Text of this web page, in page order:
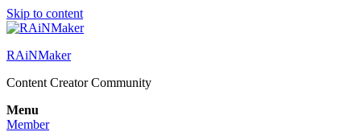
Skip to content
RAiNMaker
Content Creator Community
Menu
Member